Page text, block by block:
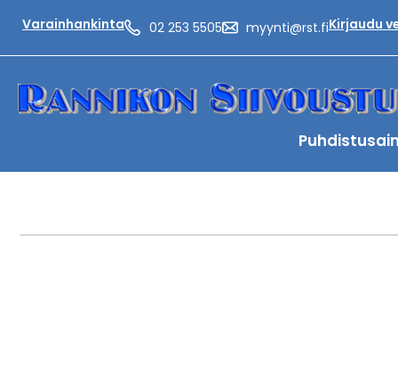
Varainhankinta 02 253 5505 myynti@rst.fiKirjaudu